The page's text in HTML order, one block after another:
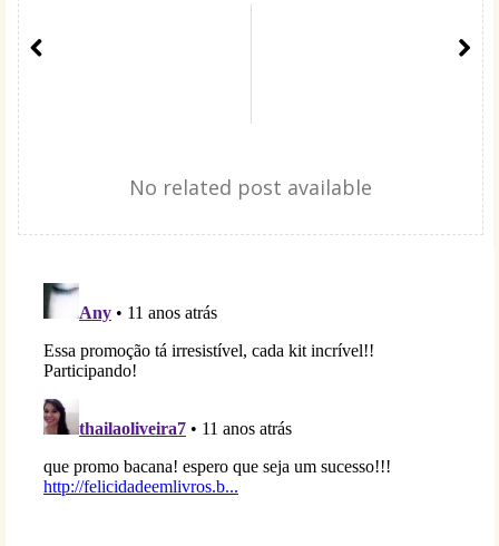
No related post available